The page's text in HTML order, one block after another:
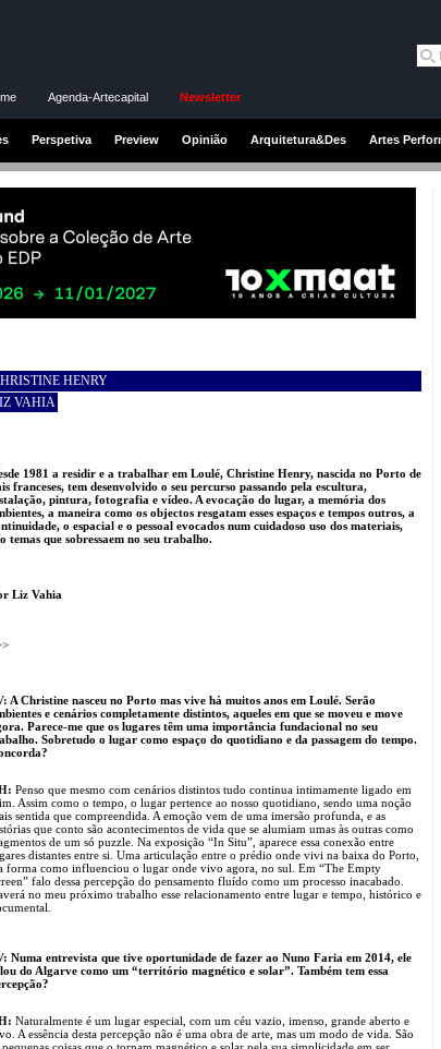
Agenda-Artecapital Newsletter
Perspetiva Preview Opinião Arquitetura&Des Artes
HENRY
VAHIA
1981 a residir e a trabalhar em Loulé, Christine Henry, nascida no Porto de
franceses, tem desenvolvido o seu percurso passando pela escultura,
pintura, fotografia e vídeo. A evocação do lugar, a memória dos
a maneira como os objectos resgatam esses espaços e tempos outros, a
o espacial e o pessoal evocados num cuidadoso uso dos materiais,
temas que sobressaem no seu trabalho.
Liz Vahia
A Christine nasceu no Porto mas vive há muitos anos em Loulé. Serão
e cenários completamente distintos, aqueles em que se moveu e move
Parece-me que os lugares têm uma importância fundacional no seu
Sobretudo o lugar como espaço do quotidiano e da passagem do tempo.
Penso que mesmo com cenários distintos tudo continua intimamente ligado em
Assim como o tempo, o lugar pertence ao nosso quotidiano, sendo uma noção
sentida que compreendida. A emoção vem de uma imersão profunda, e as
que conto são acontecimentos de vida que se alumiam umas às outras como
de um só puzzle. Na exposição “In Situ”, aparece essa conexão entre
distantes entre si. Uma articulação entre o prédio onde vivi na baixa do Porto,
forma como influenciou o lugar onde vivo agora, no sul. Em “The Empty
falo dessa percepção do pensamento fluído como um processo inacabado.
no meu próximo trabalho esse relacionamento entre lugar e tempo, histórico e
Numa entrevista que tive oportunidade de fazer ao Nuno Faria em 2014, ele
do Algarve como um “território magnético e solar”. Também tem essa
Naturalmente é um lugar especial, com um céu vazio, imenso, grande aberto e
A essência desta percepção não é uma obra de arte, mas um modo de vida. São